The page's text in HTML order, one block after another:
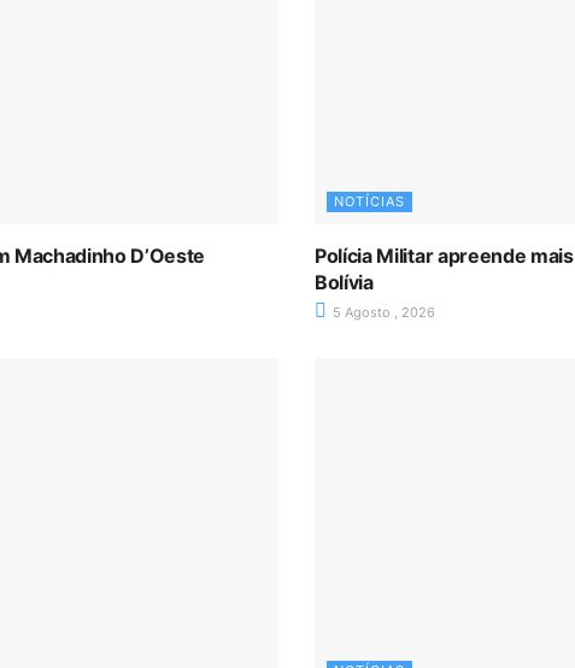
Machadinho D’Oeste
NOTÍCIAS
Polícia Militar apreende
Bolívia
5 Agosto , 2026